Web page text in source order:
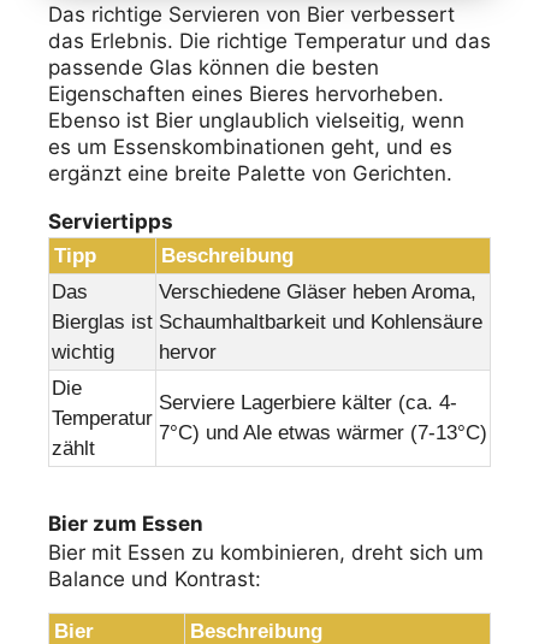
Das richtige Servieren von Bier verbessert
das Erlebnis. Die richtige Temperatur und das
passende Glas können die besten
Eigenschaften eines Bieres hervorheben.
Ebenso ist Bier unglaublich vielseitig, wenn
es um Essenskombinationen geht, und es
ergänzt eine breite Palette von Gerichten.
Serviertipps
Tipp
Beschreibung
Das
Bierglas ist
wichtig
Verschiedene Gläser heben Aroma,
Schaumhaltbarkeit und Kohlensäure
hervor
Die
Temperatur
zählt
Serviere Lagerbiere kälter (ca. 4-
7°C) und Ale etwas wärmer (7-13°C)
Bier zum Essen
Bier mit Essen zu kombinieren, dreht sich um
Balance und Kontrast:
Bier Beschreibung